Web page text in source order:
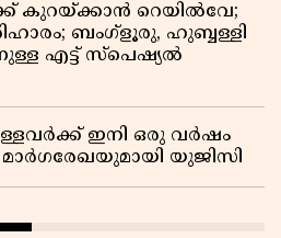
കുറയ്ക്കാൻ റെയിൽവേ;
ബംഗ്ളൂരു, ഹുബ്ബള്ളി
എട്ട് സ്പെഷ്യൽ
ഇനി ഒരു വർഷം
യുജിസി